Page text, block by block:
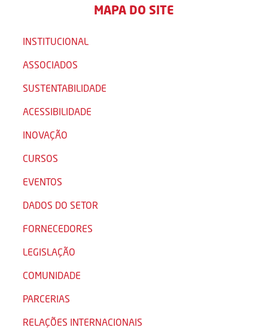
MAPA DO SITE
INSTITUCIONAL
ASSOCIADOS
SUSTENTABILIDADE
ACESSIBILIDADE
INOVAÇÃO
CURSOS
EVENTOS
DADOS DO SETOR
FORNECEDORES
LEGISLAÇÃO
COMUNIDADE
PARCERIAS
RELAÇÕES INTERNACIONAIS